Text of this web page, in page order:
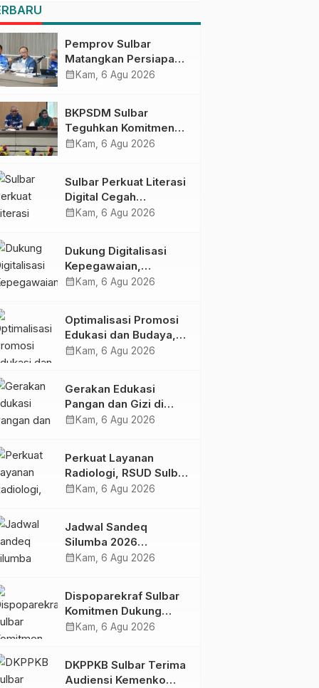
Pemprov Sulbar
Matangkan Persiapan
HUT Ke-81 RI, Puncak
calendar_month Kam, 6 Agu 2026
BKPSDM Sulbar
Teguhkan Komitmen
Pengembangan
Penandatanganan
Perjanjian Tugas
Belajar 2026
calendar_month Kam, 6 Agu 2026
Sulbar Perkuat Literasi
Digital Cegah
Kejahatan Love
calendar_month Kam, 6 Agu 2026
Dukung Digitalisasi
Kepegawaian,
DPMPTSP Sulbar Siap
calendar_month Kam, 6 Agu 2026
Optimalisasi Promosi
Edukasi dan Budaya,
Anjungan Provinsi
Bersama Sky World
TMII
calendar_month Kam, 6 Agu 2026
Gerakan Edukasi
Pangan dan Gizi di
Mamasa: Tingkatkan
dalam Pemenuhan Gizi
calendar_month Kam, 6 Agu 2026
Perkuat Layanan
Radiologi, RSUD Sulbar
Sambut Kembali dr. Iis
calendar_month Kam, 6 Agu 2026
Jadwal Sandeq
Silumba 2026
Disesuaikan,
Tetap Dimatangkan
calendar_month Kam, 6 Agu 2026
Dispoparekraf Sulbar
Komitmen Dukung
Penyusunan RAD
calendar_month Kam, 6 Agu 2026
DKPPKB Sulbar Terima
Audiensi Kemenko